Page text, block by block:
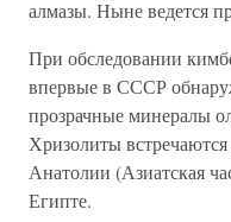
алмазы. Ныне ведется
При обследовании
впервые в СССР
прозрачные минералы
Хризолиты
Анатолии (Азиатская
Египте.